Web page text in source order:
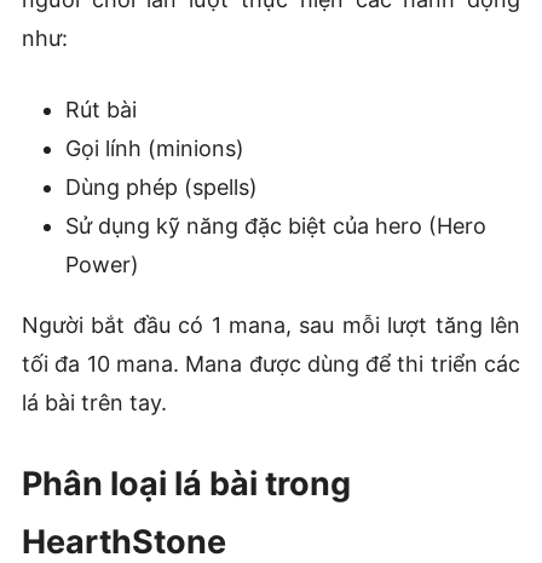
như:
Rút bài
Gọi lính (minions)
Dùng phép (spells)
Sử dụng kỹ năng đặc biệt của hero (Hero
Power)
Người bắt đầu có 1 mana, sau mỗi lượt tăng lên
tối đa 10 mana. Mana được dùng để thi triển các
lá bài trên tay.
Phân loại lá bài trong
HearthStone